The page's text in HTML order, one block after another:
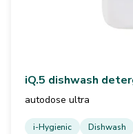
iQ.5 dishwash
autodose ultra
i-Hygienic Dishwash